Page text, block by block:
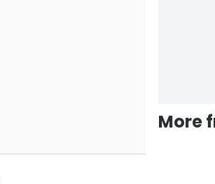
More